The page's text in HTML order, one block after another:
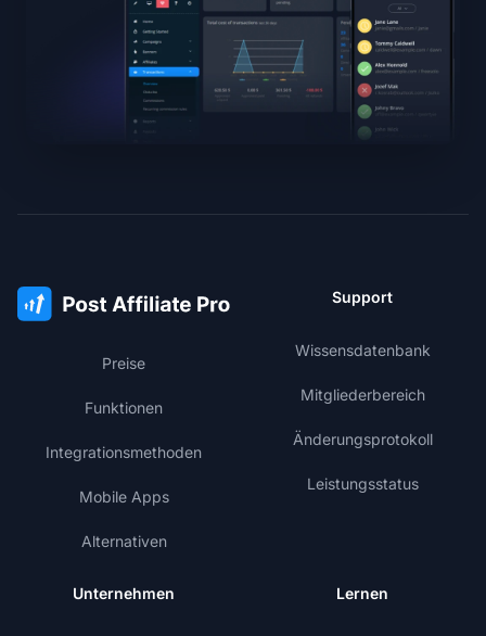
Preise
Funktionen
Integrationsmethoden
Mobile Apps
Alternativen
Support
Wissensdatenbank
Mitgliederbereich
Änderungsprotokoll
Leistungsstatus
Unternehmen Lernen